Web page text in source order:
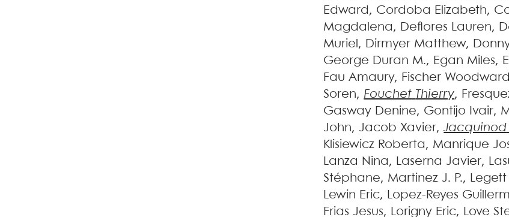
Edward , Cordoba Elizabeth,
Magdalena, Deflores Lauren,
Muriel , Dirmyer Matthew,
George Duran M., Egan Miles,
Fau Amaury, Fischer Woodward
Soren, Fouchet Thierry,
Gasway Denine, Gontijo Ivair,
John, Jacob Xavier,Jacquinod
Klisiewicz Roberta, Manrique
Lanza Nina, Laserna Javier,
Stéphane, Martinez J. P., Legett
Lewin Eric, Lopez-Reyes
Frias Jesus, Lorigny Eric, Love